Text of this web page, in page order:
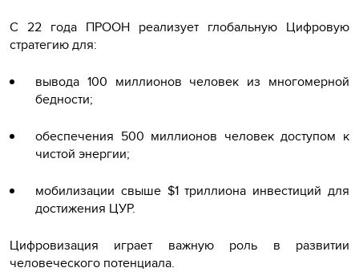
С 22 года ПРООН реализует глобальную Цифровую
стратегию для:
вывода 100 миллионов человек из многомерной
бедности;
обеспечения 500 миллионов человек доступом к
чистой энергии;
мобилизации свыше $1 триллиона инвестиций для
достижения ЦУР.
Цифровизация играет важную роль в развитии
человеческого потенциала.